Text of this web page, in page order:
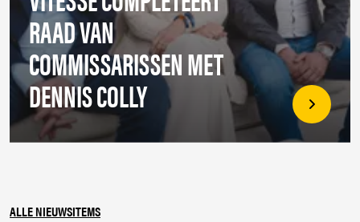
RAAD VAN
COMMISSARISSEN MET
DENNIS COLLY
ALLE NIEUWSITEMS